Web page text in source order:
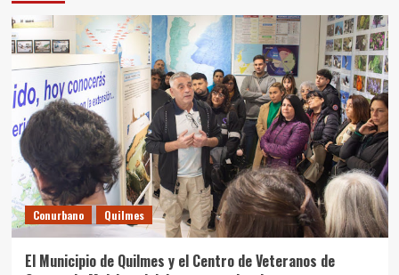
Conurbano Quilmes
El Municipio de Quilmes y el Centro de Veteranos de